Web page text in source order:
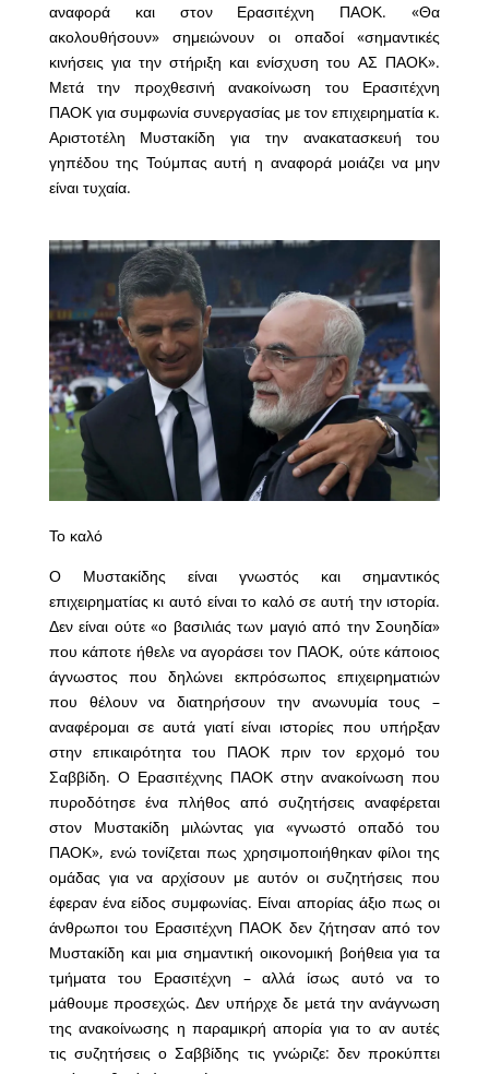
αναφορά και στον Ερασιτέχνη ΠΑΟΚ. «Θα
ακολουθήσουν» σημειώνουν οι οπαδοί «σημαντικές
κινήσεις για την στήριξη και ενίσχυση του ΑΣ ΠΑΟΚ».
Μετά την προχθεσινή ανακοίνωση του Ερασιτέχνη
ΠΑΟΚ για συμφωνία συνεργασίας με τον επιχειρηματία κ.
Αριστοτέλη Μυστακίδη για την ανακατασκευή του
γηπέδου της Τούμπας αυτή η αναφορά μοιάζει να μην
είναι τυχαία.
Το καλό
Ο Μυστακίδης είναι γνωστός και σημαντικός
επιχειρηματίας κι αυτό είναι το καλό σε αυτή την ιστορία.
Δεν είναι ούτε «ο βασιλιάς των μαγιό από την Σουηδία»
που κάποτε ήθελε να αγοράσει τον ΠΑΟΚ, ούτε κάποιος
άγνωστος που δηλώνει εκπρόσωπος επιχειρηματιών
που θέλουν να διατηρήσουν την ανωνυμία τους –
αναφέρομαι σε αυτά γιατί είναι ιστορίες που υπήρξαν
στην επικαιρότητα του ΠΑΟΚ πριν τον ερχομό του
Σαββίδη. Ο Ερασιτέχνης ΠΑΟΚ στην ανακοίνωση που
πυροδότησε ένα πλήθος από συζητήσεις αναφέρεται
στον Μυστακίδη μιλώντας για «γνωστό οπαδό του
ΠΑΟΚ», ενώ τονίζεται πως χρησιμοποιήθηκαν φίλοι της
ομάδας για να αρχίσουν με αυτόν οι συζητήσεις που
έφεραν ένα είδος συμφωνίας. Είναι απορίας άξιο πως οι
άνθρωποι του Ερασιτέχνη ΠΑΟΚ δεν ζήτησαν από τον
Μυστακίδη και μια σημαντική οικονομική βοήθεια για τα
τμήματα του Ερασιτέχνη – αλλά ίσως αυτό να το
μάθουμε προσεχώς. Δεν υπήρχε δε μετά την ανάγνωση
της ανακοίνωσης η παραμικρή απορία για το αν αυτές
τις συζητήσεις ο Σαββίδης τις γνώριζε: δεν προκύπτει